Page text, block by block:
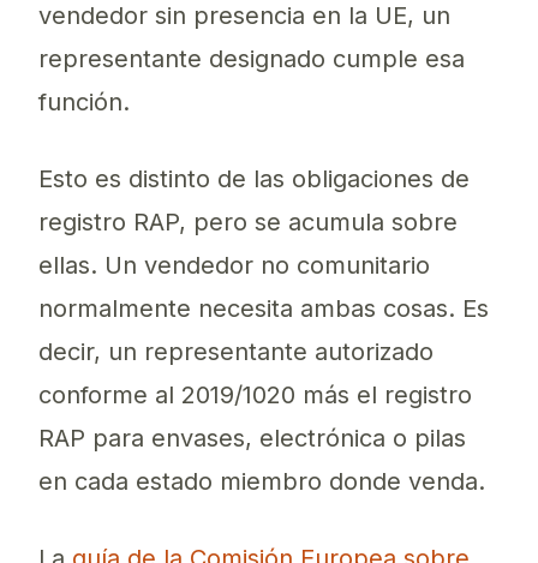
vendedor sin presencia en la UE, un
representante designado cumple esa
función.
Esto es distinto de las obligaciones de
registro RAP, pero se acumula sobre
ellas. Un vendedor no comunitario
normalmente necesita ambas cosas. Es
decir, un representante autorizado
conforme al 2019/1020 más el registro
RAP para envases, electrónica o pilas
en cada estado miembro donde venda.